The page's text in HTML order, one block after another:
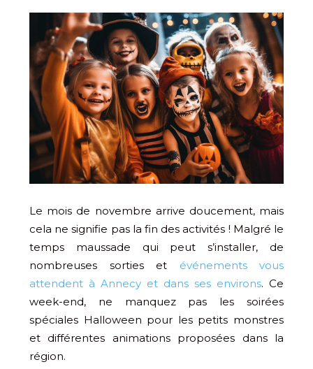
Le mois de novembre arrive doucement, mais
cela ne signifie pas la fin des activités ! Malgré le
temps maussade qui peut s’installer, de
nombreuses sorties et événements vous
attendent à Annecy et dans ses environs. Ce
week-end, ne manquez pas les soirées
spéciales Halloween pour les petits monstres
et différentes animations proposées dans la
région.